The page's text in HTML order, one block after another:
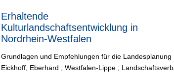
Erhaltende
Kulturlandschaftsentwicklung in
Nordrhein-Westfalen
Grundlagen und Empfehlungen für die Landesplanung
Eickhoff, Eberhard ; Westfalen-Lippe ;